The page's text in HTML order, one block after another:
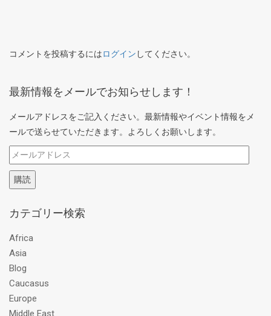
コメントを投稿するにはログイン してください。
最新情報をメールでお知らせします！
メールアドレスをご記入ください。最新情報やイベント情報をメ
ールで送らせていただきます。よろしくお願いします。
メ
ー
ル
ド
ス
購読
カテゴリー検索
Africa
Asia
Blog
Caucasus
Europe
Middle East